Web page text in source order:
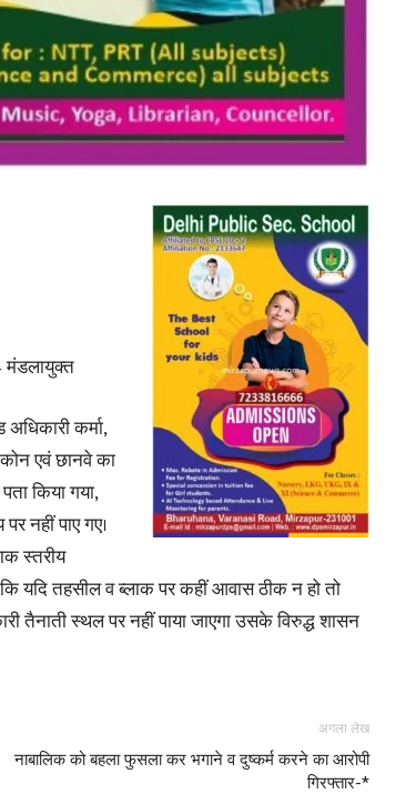
News
Paper
मंडलायुक्त
कर्मा,
एवं छानवे का
किया गया,
नहीं पाए गए।
स्तरीय
यदि तहसील व ब्लाक पर कहीं आवास ठीक न हो तो
तैनाती स्थल पर नहीं पाया जाएगा उसके विरुद्ध शासन
अगला लेख
नाबालिक को बहला फुसला कर भगाने व दुष्कर्म करने का आरोपी
गिरफ्तार-*